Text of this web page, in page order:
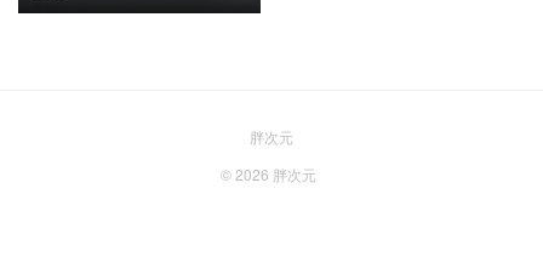
胖次元
© 2026 胖次元